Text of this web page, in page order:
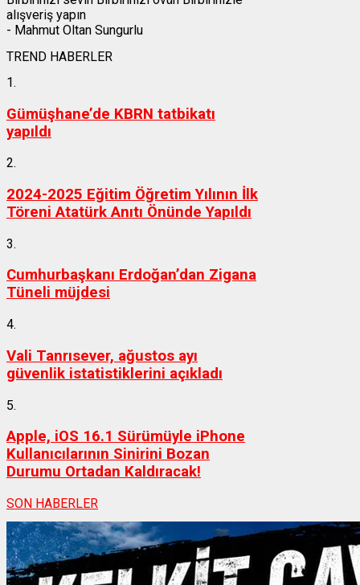
alışveriş yapın
- Mahmut Oltan Sungurlu
TREND HABERLER
1.
Gümüşhane’de KBRN tatbikatı
yapıldı
2.
2024-2025 Eğitim Öğretim Yılının İlk
Töreni Atatürk Anıtı Önünde Yapıldı
3.
Cumhurbaşkanı Erdoğan’dan Zigana
Tüneli müjdesi
4.
Vali Tanrısever, ağustos ayı
güvenlik istatistiklerini açıkladı
5.
Apple, iOS 16.1 Sürümüyle iPhone
Kullanıcılarının Sinirini Bozan
Durumu Ortadan Kaldıracak!
SON HABERLER